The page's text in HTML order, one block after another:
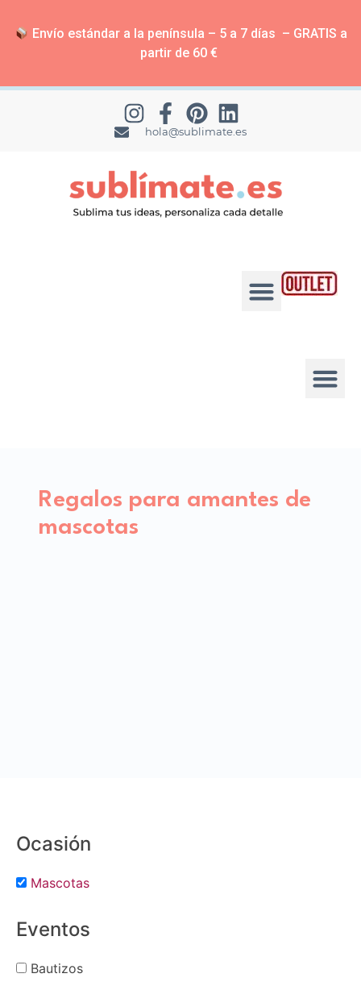
Envío estándar a la península – 5 a 7 días – GRATIS a
partir de 60 €
hola@sublimate.es
Regalos para amantes de
mascotas
Ocasión
Mascotas
Eventos
Bautizos